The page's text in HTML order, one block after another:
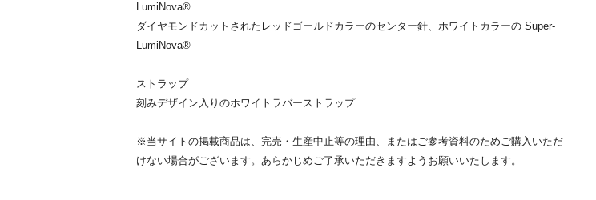
LumiNova®
ダイヤモンドカットされたレッドゴールドカラーのセンター針、ホワイトカラーの Super-
LumiNova®
ストラップ
刻みデザイン入りのホワイトラバーストラップ
※当サイトの掲載商品は、完売・生産中止等の理由、またはご参考資料のためご購入いただ
けない場合がございます。あらかじめご了承いただきますようお願いいたします。